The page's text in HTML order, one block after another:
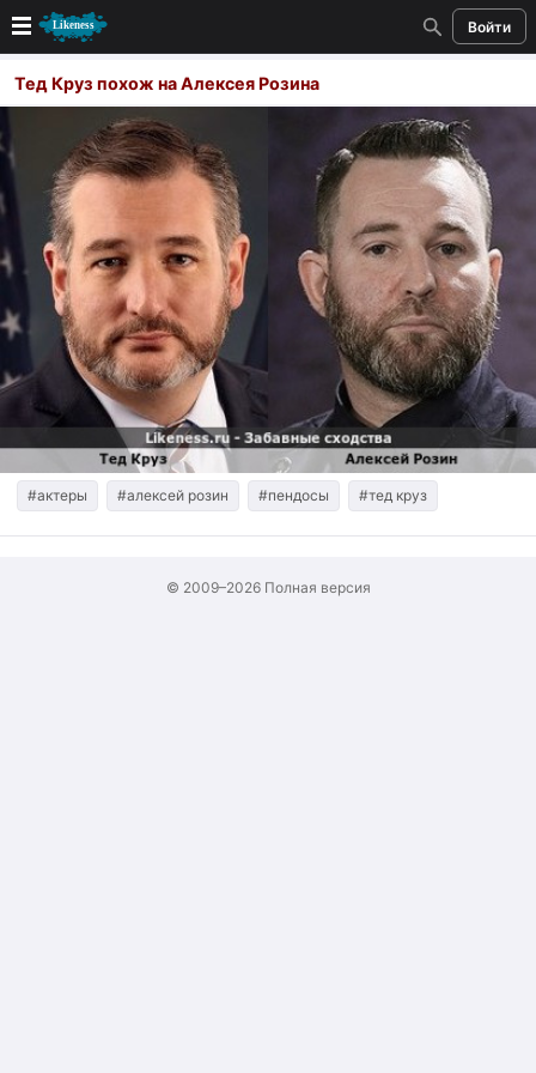
Войти
Новые
Лучшие
Голосование
Кандидаты
Случайное сходство 👍
Создать сходство
Для публикации необходима авторизация
Поиск
Тед Круз похож на Алексея Розина
#актеры #алексей розин #пендосы #тед круз
© 2009–2026 Полная версия